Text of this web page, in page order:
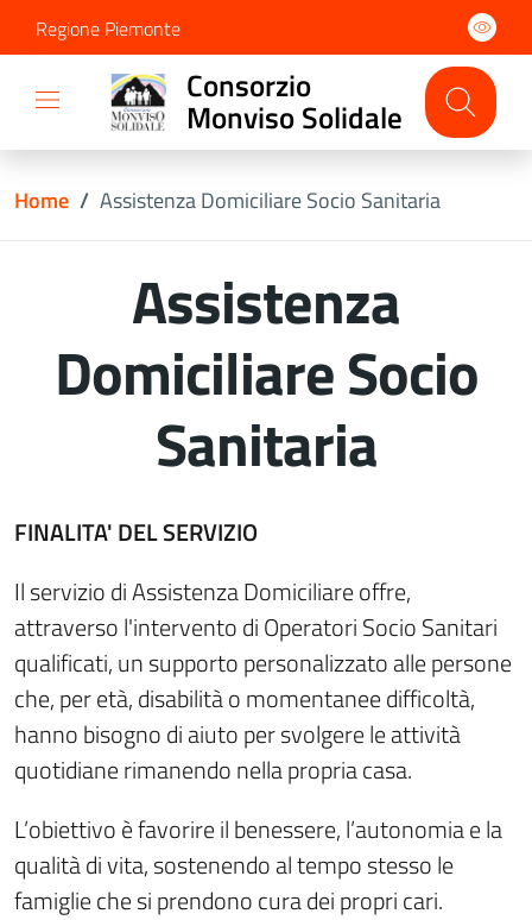
Regione Piemonte
Consorzio
Monviso Solidale
Home / Assistenza Domiciliare Socio Sanitaria
Assistenza
Domiciliare Socio
Sanitaria
FINALITA' DEL SERVIZIO
Il servizio di Assistenza Domiciliare offre,
attraverso l'intervento di Operatori Socio Sanitari
qualificati, un supporto personalizzato alle persone
che, per età, disabilità o momentanee difficoltà,
hanno bisogno di aiuto per svolgere le attività
quotidiane rimanendo nella propria casa.
L’obiettivo è favorire il benessere, l’autonomia e la
qualità di vita, sostenendo al tempo stesso le
famiglie che si prendono cura dei propri cari.